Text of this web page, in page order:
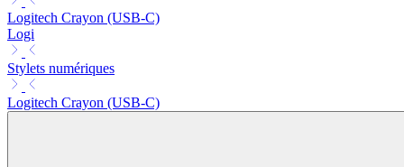
Logitech Crayon (USB-C)
Logi
Stylets numériques
Logitech Crayon (USB-C)